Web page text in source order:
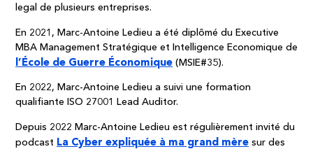
legal de plusieurs entreprises.
En 2021, Marc-Antoine Ledieu a été diplômé du Executive
MBA Management Stratégique et Intelligence Economique de
l’École de Guerre Économique (MSIE#35).
En 2022, Marc-Antoine Ledieu a suivi une formation
qualifiante ISO 27001 Lead Auditor.
Depuis 2022 Marc-Antoine Ledieu est régulièrement invité du
podcast La Cyber expliquée à ma grand mère sur des